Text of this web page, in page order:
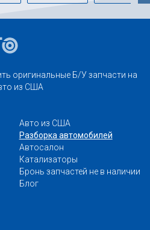
оригинальные Б/У запчасти на
из США
Авто из США
Разборка автомобилей
Автосалон
Катализаторы
Бронь запчастей не в наличии
Блог